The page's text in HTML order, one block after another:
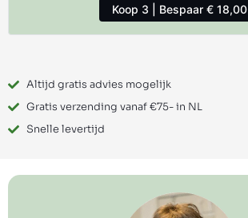
Koop 3 | Bespaar € 18,00
Altijd gratis advies mogelijk
Gratis verzending vanaf €75- in NL
Snelle levertijd